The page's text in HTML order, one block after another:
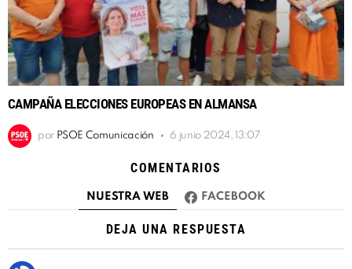
CAMPAÑA ELECCIONES EUROPEAS EN ALMANSA
por PSOE Comunicación 6 junio 2024, 13:07
COMENTARIOS
NUESTRA WEB FACEBOOK
DEJA UNA RESPUESTA